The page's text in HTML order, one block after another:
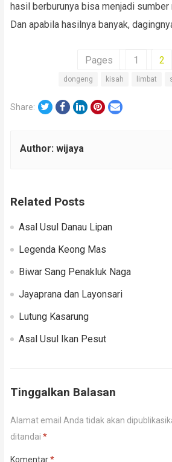
hasil berburunya bisa menjadi sumber
Dan apabila hasilnya banyak,
Pages 1 2
dongeng kisah limbat
Share: TwitterFacebook
LinkedIn
Pinterest
Email
Author: wijaya
Related Posts
Asal Usul Danau Lipan
Legenda Keong Mas
Biwar Sang Penakluk Naga
Jayaprana dan Layonsari
Lutung Kasarung
Asal Usul Ikan Pesut
Tinggalkan Balasan
Alamat email Anda tidak akan
ditandai *
Komentar*